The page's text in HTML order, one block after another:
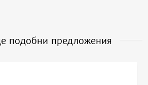
подобни предложения